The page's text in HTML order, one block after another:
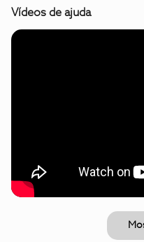
Vídeos de ajuda